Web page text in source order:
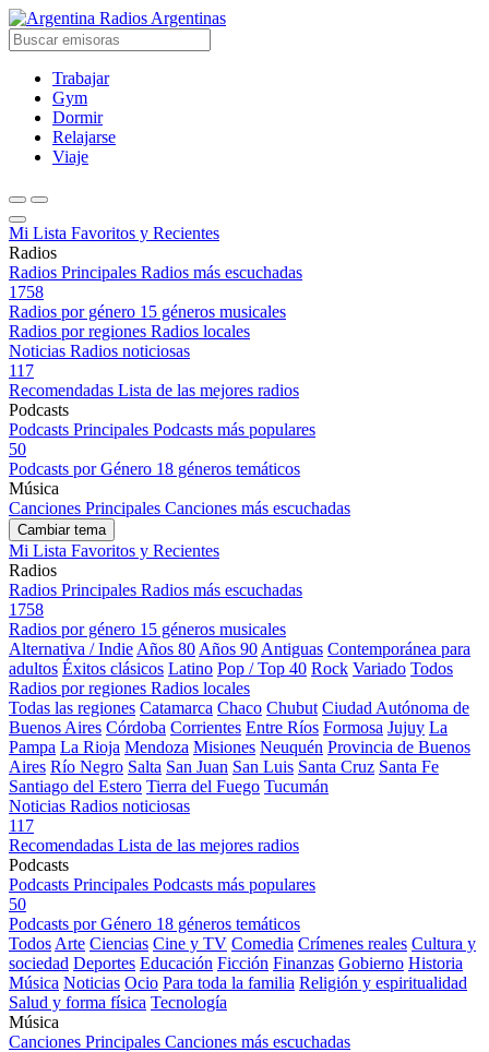
Radios Argentinas
Trabajar
Gym
Dormir
Relajarse
Viaje
Mi Lista Favoritos y Recientes
Radios
Radios Principales Radios más escuchadas
1758
Radios por género 15 géneros musicales
Radios por regiones Radios locales
Noticias Radios noticiosas
117
Recomendadas Lista de las mejores radios
Podcasts
Podcasts Principales Podcasts más populares
50
Podcasts por Género 18 géneros temáticos
Música
Canciones Principales Canciones más escuchadas
Cambiar tema
Mi Lista Favoritos y Recientes
Radios
Radios Principales Radios más escuchadas
1758
Radios por género 15 géneros musicales
Alternativa / Indie Años 80 Años 90 Antiguas Contemporánea para
adultos Éxitos clásicos Latino Pop / Top 40 Rock Variado Todos
Radios por regiones Radios locales
Todas las regiones Catamarca Chaco Chubut Ciudad Autónoma de
Buenos Aires Córdoba Corrientes Entre Ríos Formosa Jujuy La
Pampa La Rioja Mendoza Misiones Neuquén Provincia de Buenos
Aires Río Negro Salta San Juan San Luis Santa Cruz Santa Fe
Santiago del Estero Tierra del Fuego Tucumán
Noticias Radios noticiosas
117
Recomendadas Lista de las mejores radios
Podcasts
Podcasts Principales Podcasts más populares
50
Podcasts por Género 18 géneros temáticos
Todos Arte Ciencias Cine y TV Comedia Crímenes reales Cultura y
sociedad Deportes Educación Ficción Finanzas Gobierno Historia
Música Noticias Ocio Para toda la familia Religión y espiritualidad
Salud y forma física Tecnología
Música
Canciones Principales Canciones más escuchadas